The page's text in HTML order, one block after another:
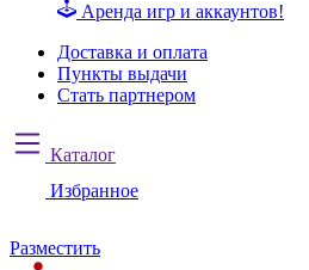
Аренда игр и аккаунтов!
Доставка и оплата
Пункты выдачи
Стать партнером
Каталог
Избранное
Разместить